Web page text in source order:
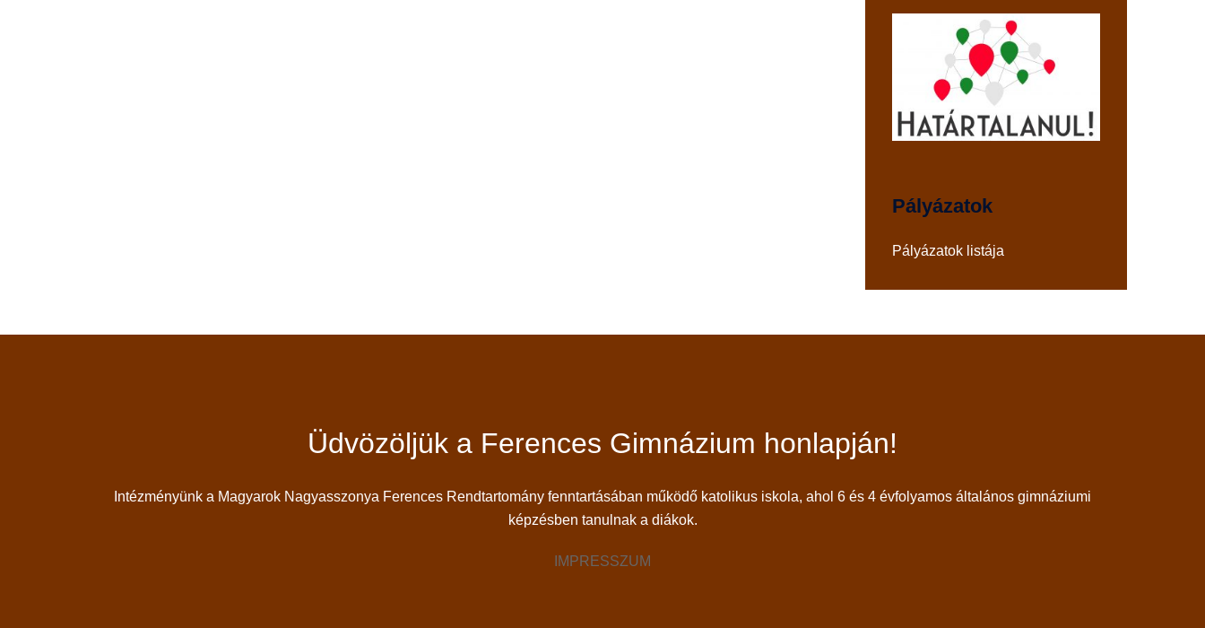
Pályázatok
Pályázatok listája
Üdvözöljük a Ferences Gimnázium honlapján!
Intézményünk a Magyarok Nagyasszonya Ferences Rendtartomány fenntartásában működő katolikus iskola, ahol 6 és 4 évfolyamos általános gimnáziumi
képzésben tanulnak a diákok.
IMPRESSZUM